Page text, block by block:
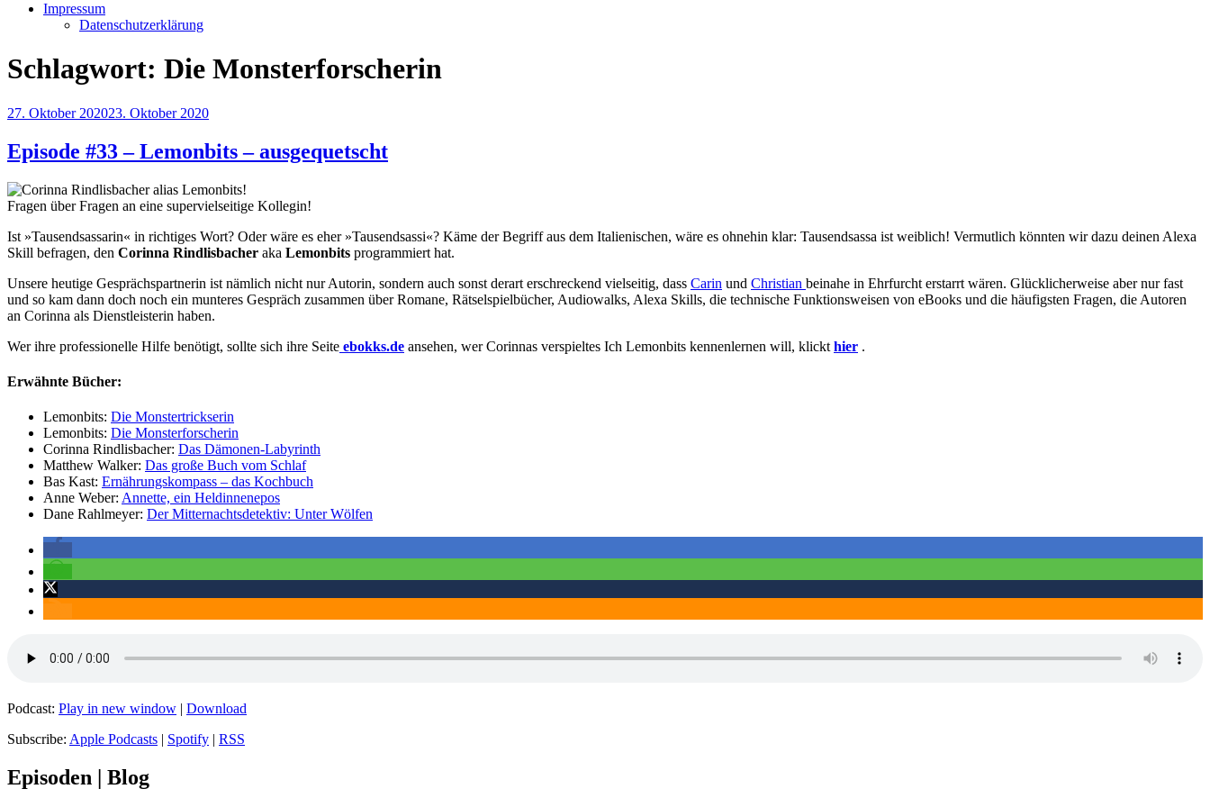
Impressum
Datenschutzerklärung
Schlagwort: Die Monsterforscherin
Veröffentlicht
27. Oktober 202023. Oktober 2020
Episode #33 – Lemonbits – ausgequetscht
Fragen über Fragen an eine supervielseitige Kollegin!
Ist »Tausendsassarin« in richtiges Wort? Oder wäre es eher »Tausendsassi«? Käme der Begriff aus dem Italienischen, wäre es ohnehin klar: Tausendsassa ist weiblich! Vermutlich könnten wir dazu deinen Alexa
Skill befragen, den Corinna Rindlisbacher aka Lemonbits programmiert hat.
Unsere heutige Gesprächspartnerin ist nämlich nicht nur Autorin, sondern auch sonst derart erschreckend vielseitig, dass Carin und Christian beinahe in Ehrfurcht erstarrt wären. Glücklicherweise aber nur fast
und so kam dann doch noch ein munteres Gespräch zusammen über Romane, Rätselspielbücher, Audiowalks, Alexa Skills, die technische Funktionsweisen von eBooks und die häufigsten Fragen, die Autoren
an Corinna als Dienstleisterin haben.
Wer ihre professionelle Hilfe benötigt, sollte sich ihre Seite ebokks.de ansehen, wer Corinnas verspieltes Ich Lemonbits kennenlernen will, klickt hier .
Erwähnte Bücher:
Lemonbits: Die Monstertrickserin
Lemonbits: Die Monsterforscherin
Corinna Rindlisbacher: Das Dämonen-Labyrinth
Matthew Walker: Das große Buch vom Schlaf
Bas Kast: Ernährungskompass – das Kochbuch
Anne Weber: Annette, ein Heldinnenepos
Dane Rahlmeyer: Der Mitternachtsdetektiv: Unter Wölfen
Podcast: Play in new window | Download
Subscribe: Apple Podcasts | Spotify | RSS
Episoden | Blog